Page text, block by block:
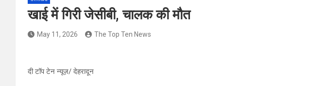
खाई में गिरी जेसीबी, चालक की मौत
May 11, 2026 The Top Ten News
दी टॉप टेन न्यूज़/ देहरादून